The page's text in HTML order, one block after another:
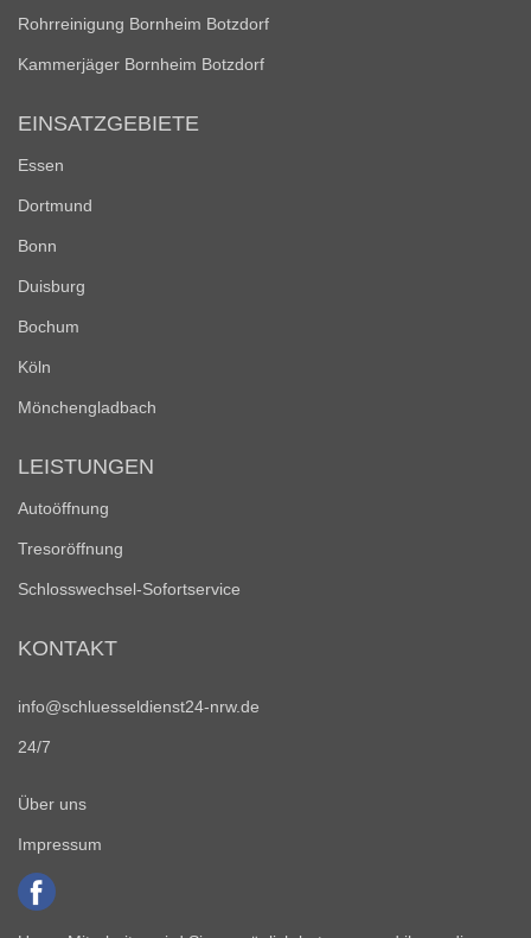
Rohrreinigung Bornheim Botzdorf
Kammerjäger Bornheim Botzdorf
EINSATZGEBIETE
Essen
Dortmund
Bonn
Duisburg
Bochum
Köln
Mönchengladbach
LEISTUNGEN
Autoöffnung
Tresoröffnung
Schlosswechsel-Sofortservice
KONTAKT
info@schluesseldienst24-nrw.de
24/7
Über uns
Impressum